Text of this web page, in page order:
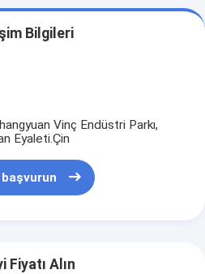
Bilgileri
Vinç Endüstri Parkı,
Eyaleti.Çin
Fiyatı Alın